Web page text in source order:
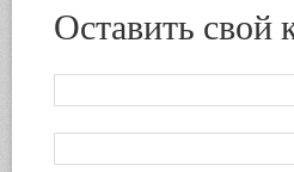
Оставить свой